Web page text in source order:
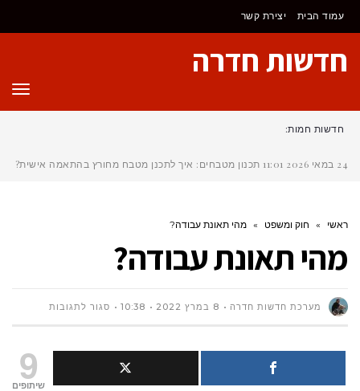
לתוכן
עמוד הבית יצירת קשר
חדשות חדרה
חדשות חמות:
24 במאי 2026 11:01 תכנון מטבחים: איך לתכנן מטבח מחורץ בהתאמה אישית?
ראשי » חוק ומשפט » מהי תאונת עבודה?
מהי תאונת עבודה?
מערכת חדשות חדרה 8 במרץ 2022 10:38 סגור לתגובותעל
תאונת
9
שיתופים